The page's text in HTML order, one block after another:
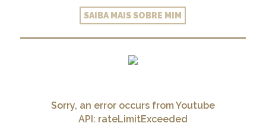
SAIBA MAIS SOBRE MIM
Sorry, an error occurs from Youtube
API: rateLimitExceeded